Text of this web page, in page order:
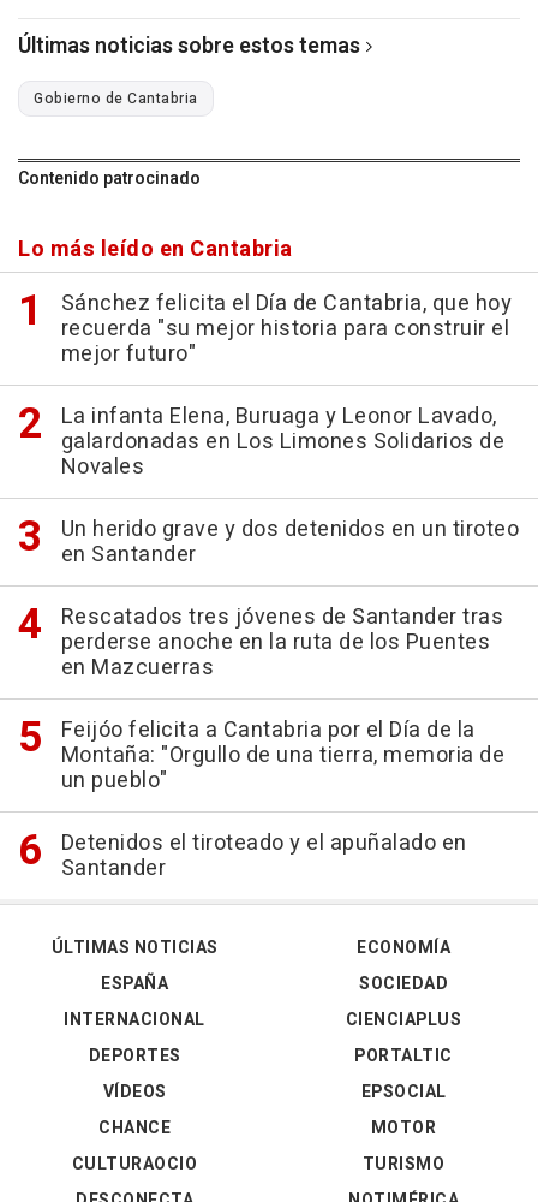
Últimas noticias sobre estos temas
Gobierno de Cantabria
Contenido patrocinado
Lo más leído en Cantabria
Sánchez felicita el Día de Cantabria, que hoy
recuerda "su mejor historia para construir el
mejor futuro"
La infanta Elena, Buruaga y Leonor Lavado,
galardonadas en Los Limones Solidarios de
Novales
Un herido grave y dos detenidos en un tiroteo
en Santander
Rescatados tres jóvenes de Santander tras
perderse anoche en la ruta de los Puentes
en Mazcuerras
Feijóo felicita a Cantabria por el Día de la
Montaña: "Orgullo de una tierra, memoria de
un pueblo"
Detenidos el tiroteado y el apuñalado en
Santander
ÚLTIMAS NOTICIAS
ESPAÑA
INTERNACIONAL
DEPORTES
VÍDEOS
ECONOMÍA
SOCIEDAD
CIENCIAPLUS
PORTALTIC
EPSOCIAL
CHANCE
CULTURAOCIO
MOTOR
TURISMO